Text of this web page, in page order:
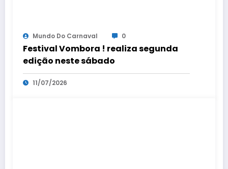
Mundo Do Carnaval 0
Festival Vombora ! realiza segunda
edição neste sábado
11/07/2026